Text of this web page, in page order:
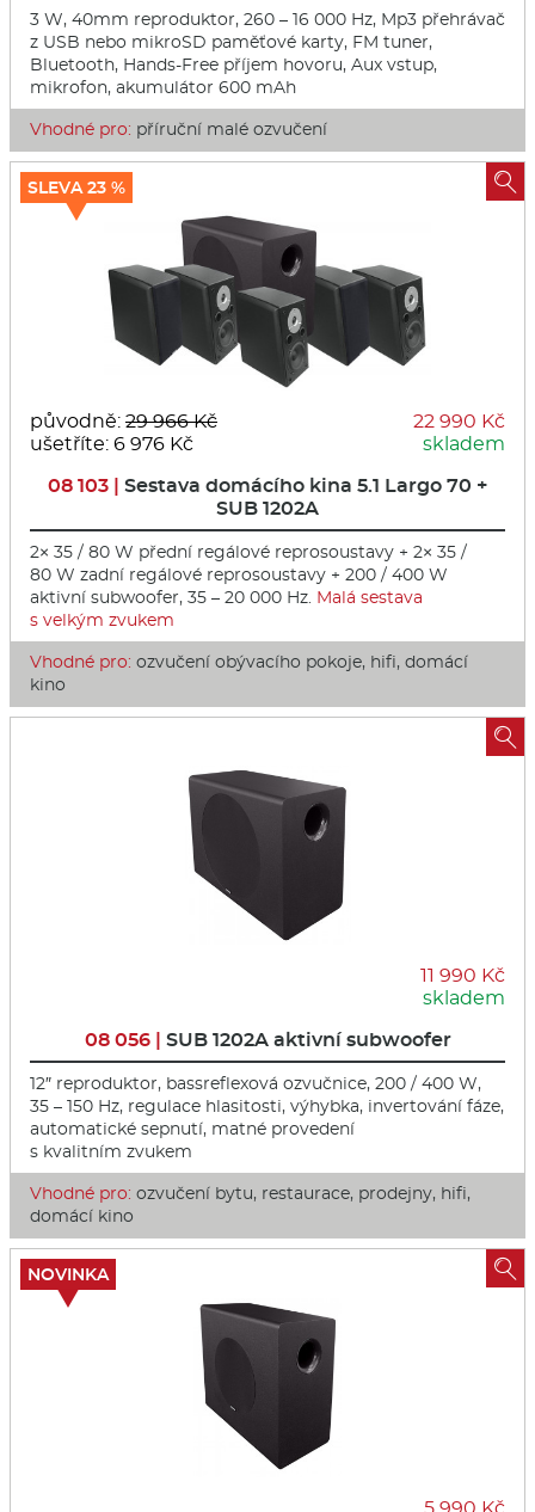
3 W, 40mm reproduktor, 260 – 16 000 Hz, Mp3 přehrávač
z USB nebo mikroSD paměťové karty, FM tuner,
Bluetooth, Hands-Free příjem hovoru, Aux vstup,
mikrofon, akumulátor 600 mAh
Vhodné pro: příruční malé ozvučení
původně: 29 966 Kč
ušetříte: 6 976 Kč
22 990 Kč
skladem
08 103 | Sestava domácího kina 5.1 Largo 70 +
SUB 1202A
2× 35 / 80 W přední regálové reprosoustavy + 2× 35 /
80 W zadní regálové reprosoustavy + 200 / 400 W
aktivní subwoofer, 35 – 20 000 Hz. Malá sestava
s velkým zvukem
Vhodné pro: ozvučení obývacího pokoje, hifi, domácí
kino
SLEVA 23 % 
11 990 Kč
skladem
08 056 | SUB 1202A aktivní subwoofer
12″ reproduktor, bassreflexová ozvučnice, 200 / 400 W,
35 – 150 Hz, regulace hlasitosti, výhybka, invertování fáze,
automatické sepnutí, matné provedení
s kvalitním zvukem
Vhodné pro: ozvučení bytu, restaurace, prodejny, hifi,
domácí kino

NOVINKA 